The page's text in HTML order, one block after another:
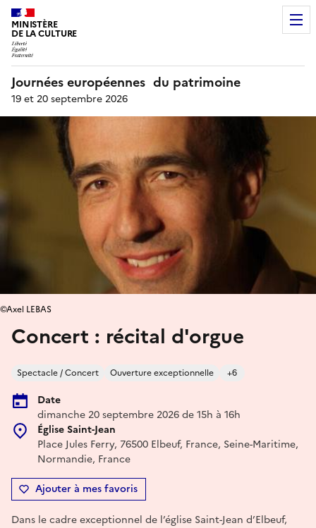
MINISTÈRE
DE LA CULTURE
Journées européennes du patrimoine
19 et 20 septembre 2026
Concert : récital d'orgue
Spectacle / Concert Ouverture exceptionnelle +6
Date
dimanche 20 septembre 2026 de 15h à 16h
Église Saint-Jean
Place Jules Ferry, 76500 Elbeuf, France, Seine-Maritime,
Normandie, France
Ajouter à mes favoris
©Axel LEBAS
Dans le cadre exceptionnel de l’église Saint-Jean d’Elbeuf,